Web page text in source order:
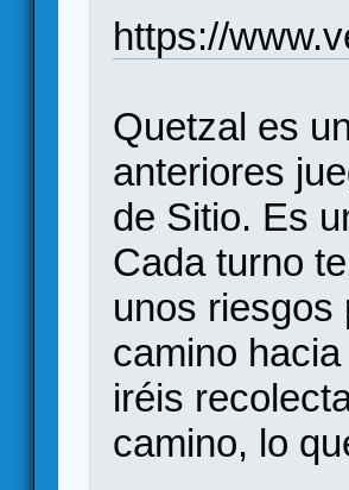
https://
Quetzal es
anteriores
de Sitio. Es
Cada turno
unos riesgos
camino
iréis
camino, lo